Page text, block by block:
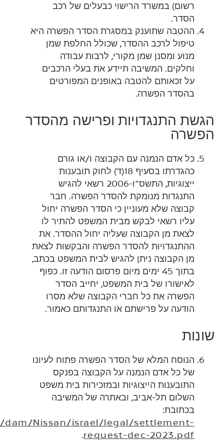
רשום) במשרד הרישוי כבעלים של רכב
הסדר.
ההטבה שתוענק במסגרת הסדר הפשרה היא
טיפול לרכב ההסדר, שכולל החלפת שמן
מנוע ומסנן שמן מקורי, לרבות עבודה
וחלקים. המשיבה תיידע את בעלי הרכבים
על זכאותם להטבה באופנים המפורטים
בהסדר הפשרה.
הגשת התנגדויות ופרישה מהסדר
הפשרה
כל אדם הנמנה עם הקבוצה ו/או גורם
כהגדרתו בסעיף 18(ד) לחוק תובענות
ייצוגיות, התשס"ו-2006 רשאי להגיש
התנגדות מנומקת להסדר הפשרה. חבר
קבוצה שלא מעוניין כי הסדר הפשרה יחול
עליו רשאי לבקש מבית המשפט להתיר לו
לצאת מן הקבוצה שעליה יחול ההסדר. את
ההתנגדויות להסדר הפשרה והבקשות לצאת
מן הקבוצה ניתן להגיש לבית המשפט בכתב,
בתוך 45 ימים מיום פרסום הודעה זו. כפוף
לאישורו של בית המשפט, יחייב הסדר
הפשרה את כל חברי הקבוצה שלא מסרו
הודעה על פרישתם או התנגדותם כאמור.
שונות
הנוסח המלא של הסדר הפשרה פתוח לעיונו
של כל אדם הנמנה על הקבוצה בפנקס
התובענות הייצוגיות ובמזכירות בית משפט
השלום תל-אביב, ובאתרה של המשיבה
בכתובת:
Nissan/israel/legal/settlement-
request-dec-2023.pdf
.